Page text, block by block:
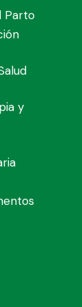
Parto
y